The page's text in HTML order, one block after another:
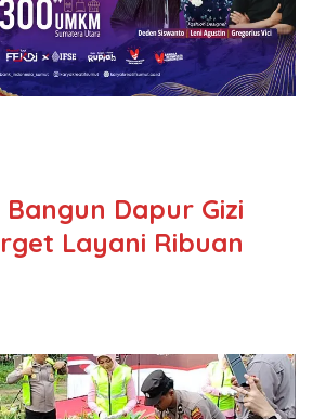
Dapur Gizi
Layani Ribuan